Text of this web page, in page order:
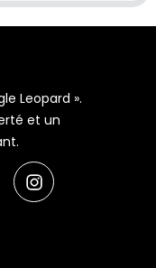
Leopard ».
et un